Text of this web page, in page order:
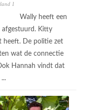
1
Wally heeft een
afgestuurd. Kitty
heeft. De politie zet
wat de connectie
Hannah vindt dat